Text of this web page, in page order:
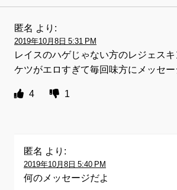
匿名 より:
2019年10月8日 5:31 PM
レイスのハゲじゃない方のレジェスキ
ケツがエロすぎて毎回味方にメッセー
4 1
匿名 より:
2019年10月8日 5:40 PM
何のメッセージだよ